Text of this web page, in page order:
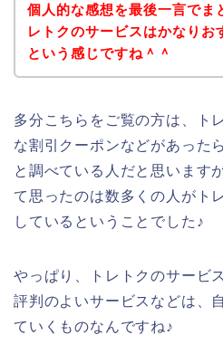
個人的な感想を最後一言でま
レトクのサービスはかなりお
という感じですね＾＾
多分こちらをご覧の方は、ト
な割引クーポンなどがあった
と調べている人だと思います
て思ったのは数多くの人がト
しているということでした♪
やっぱり、トレトクのサービ
評判のよいサービスなどは、
ていくものなんですね♪